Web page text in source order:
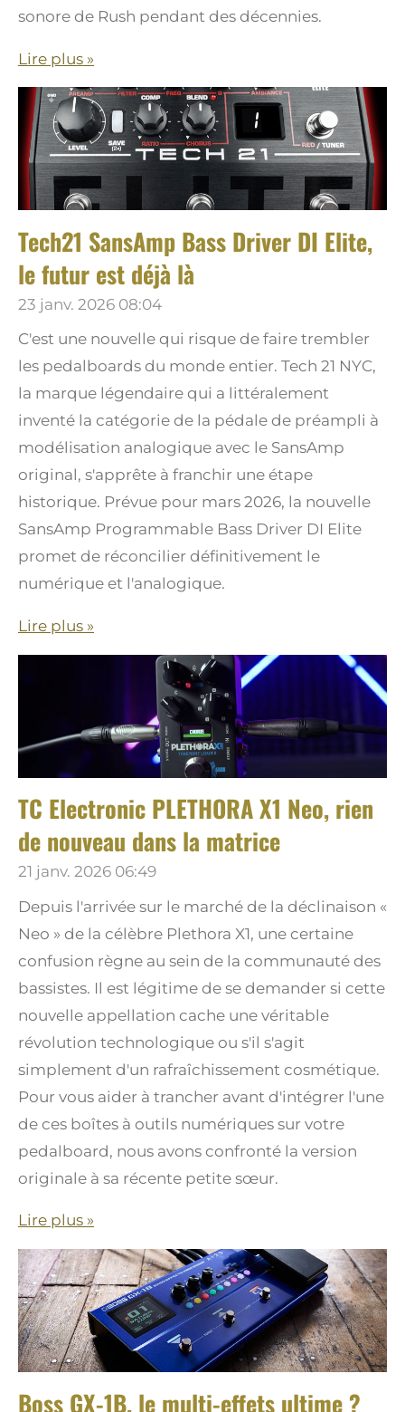
sonore de Rush pendant des décennies.
Lire plus »
Tech21 SansAmp Bass Driver DI Elite,
le futur est déjà là
23 janv. 2026 08:04
C'est une nouvelle qui risque de faire trembler
les pedalboards du monde entier. Tech 21 NYC,
la marque légendaire qui a littéralement
inventé la catégorie de la pédale de préampli à
modélisation analogique avec le SansAmp
original, s'apprête à franchir une étape
historique. Prévue pour mars 2026, la nouvelle
SansAmp Programmable Bass Driver DI Elite
promet de réconcilier définitivement le
numérique et l'analogique.
Lire plus »
TC Electronic PLETHORA X1 Neo, rien
de nouveau dans la matrice
21 janv. 2026 06:49
Depuis l'arrivée sur le marché de la déclinaison «
Neo » de la célèbre Plethora X1, une certaine
confusion règne au sein de la communauté des
bassistes. Il est légitime de se demander si cette
nouvelle appellation cache une véritable
révolution technologique ou s'il s'agit
simplement d'un rafraîchissement cosmétique.
Pour vous aider à trancher avant d'intégrer l'une
de ces boîtes à outils numériques sur votre
pedalboard, nous avons confronté la version
originale à sa récente petite sœur.
Lire plus »
Boss GX-1B, le multi-effets ultime ?